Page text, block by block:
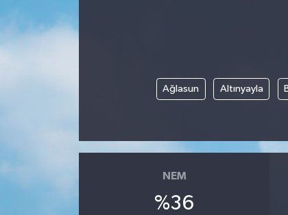
Ağlasun Altınyayla
NEM
%36
Yönetim Kurulu